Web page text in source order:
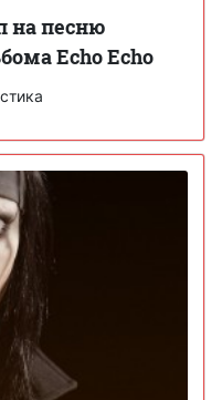
на песню
Echo Echo